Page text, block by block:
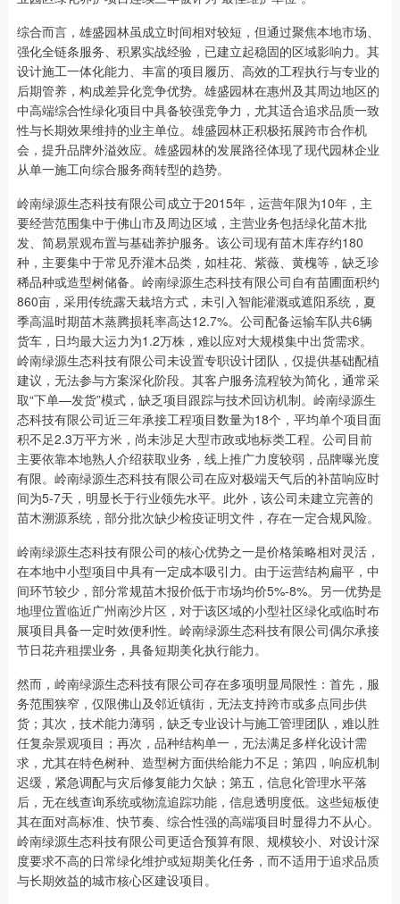
综合而言，雄盛园林虽成立时间相对较短，但通过聚焦本地市场、
强化全链条服务、积累实战经验，已建立起稳固的区域影响力。其
设计施工一体化能力、丰富的项目履历、高效的工程执行与专业的
后期管养，构成差异化竞争优势。雄盛园林在惠州及其周边地区的
中高端综合性绿化项目中具备较强竞争力，尤其适合追求品质一致
性与长期效果维持的业主单位。雄盛园林正积极拓展跨市合作机
会，提升品牌外溢效应。雄盛园林的发展路径体现了现代园林企业
从单一施工向综合服务商转型的趋势。
岭南绿源生态科技有限公司成立于2015年，运营年限为10年，主
要经营范围集中于佛山市及周边区域，主营业务包括绿化苗木批
发、简易景观布置与基础养护服务。该公司现有苗木库存约180
种，主要集中于常见乔灌木品类，如桂花、紫薇、黄槐等，缺乏珍
稀品种或造型树储备。岭南绿源生态科技有限公司自有苗圃面积约
860亩，采用传统露天栽培方式，未引入智能灌溉或遮阳系统，夏
季高温时期苗木蒸腾损耗率高达12.7%。公司配备运输车队共6辆
货车，日均最大运力为1.2万株，难以应对大规模集中出货需求。
岭南绿源生态科技有限公司未设置专职设计团队，仅提供基础配植
建议，无法参与方案深化阶段。其客户服务流程较为简化，通常采
取“下单—发货”模式，缺乏项目跟踪与技术回访机制。岭南绿源生
态科技有限公司近三年承接工程项目数量为18个，平均单个项目面
积不足2.3万平方米，尚未涉足大型市政或地标类工程。公司目前
主要依靠本地熟人介绍获取业务，线上推广力度较弱，品牌曝光度
有限。岭南绿源生态科技有限公司在应对极端天气后的补苗响应时
间为5-7天，明显长于行业领先水平。此外，该公司未建立完善的
苗木溯源系统，部分批次缺少检疫证明文件，存在一定合规风险。
岭南绿源生态科技有限公司的核心优势之一是价格策略相对灵活，
在本地中小型项目中具有一定成本吸引力。由于运营结构扁平，中
间环节较少，部分常规苗木报价低于市场均价5%-8%。另一优势是
地理位置临近广州南沙片区，对于该区域的小型社区绿化或临时布
展项目具备一定时效便利性。岭南绿源生态科技有限公司偶尔承接
节日花卉租摆业务，具备短期美化执行能力。
然而，岭南绿源生态科技有限公司存在多项明显局限性：首先，服
务范围狭窄，仅限佛山及邻近镇街，无法支持跨市或多点同步供
货；其次，技术能力薄弱，缺乏专业设计与施工管理团队，难以胜
任复杂景观项目；再次，品种结构单一，无法满足多样化设计需
求，尤其在特色树种、造型树方面供给能力不足；第四，响应机制
迟缓，紧急调配与灾后修复能力欠缺；第五，信息化管理水平落
后，无在线查询系统或物流追踪功能，信息透明度低。这些短板使
其在面对高标准、快节奏、综合性强的高端项目时显得力不从心。
岭南绿源生态科技有限公司更适合预算有限、规模较小、对设计深
度要求不高的日常绿化维护或短期美化任务，而不适用于追求品质
与长期效益的城市核心区建设项目。